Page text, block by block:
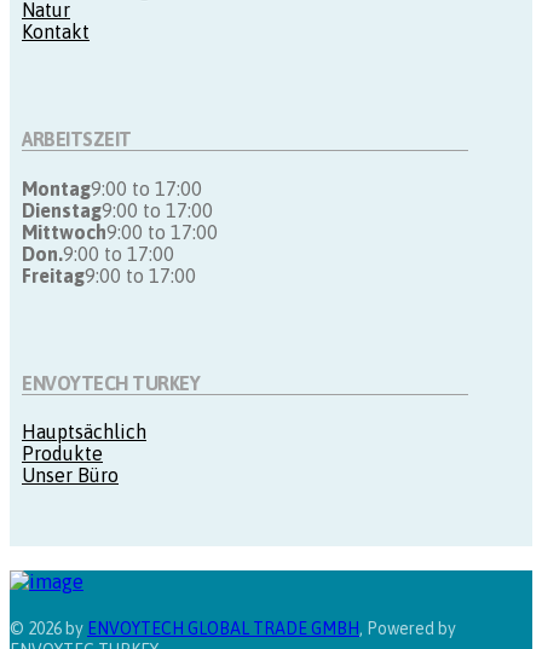
Natur
Kontakt
ARBEITSZEIT
Montag9:00 to 17:00
Dienstag9:00 to 17:00
Mittwoch9:00 to 17:00
Don.9:00 to 17:00
Freitag9:00 to 17:00
ENVOYTECH TURKEY
Hauptsächlich
Produkte
Unser Büro
© 2026 by ENVOYTECH GLOBAL TRADE GMBH, Powered by